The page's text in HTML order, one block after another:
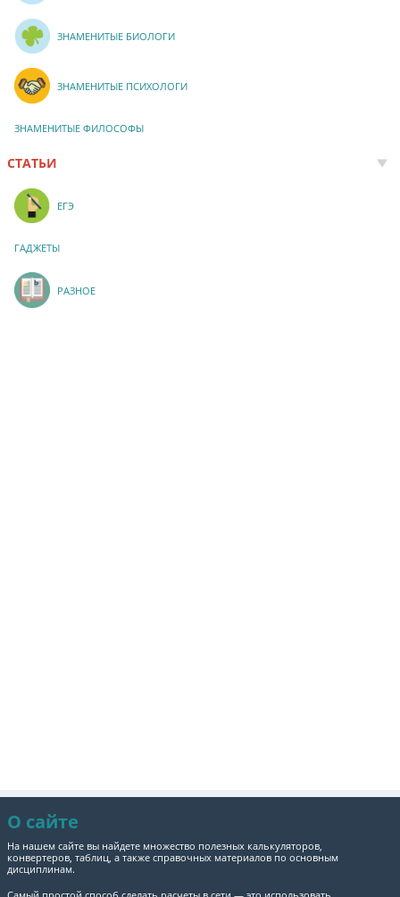
ЗНАМЕНИТЫЕ БИОЛОГИ
ЗНАМЕНИТЫЕ ПСИХОЛОГИ
ЗНАМЕНИТЫЕ ФИЛОСОФЫ
СТАТЬИ
ЕГЭ
ГАДЖЕТЫ
РАЗНОЕ
О сайте
На нашем сайте вы найдете множество полезных калькуляторов,
конвертеров, таблиц, а также справочных материалов по основным
дисциплинам.